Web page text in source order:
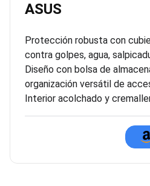
ASUS
Protección robusta con
contra golpes, agua,
Diseño con bolsa de
organización versátil de
Interior acolchado y